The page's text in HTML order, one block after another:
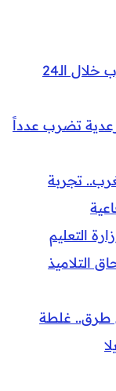
مقاييس الأمطار المسجلة بالمغرب خلال الـ24
تضرب عدداً
تجربة
2026-2027.. وزارة التعليم
التلاميذ
طرق.. غلطة